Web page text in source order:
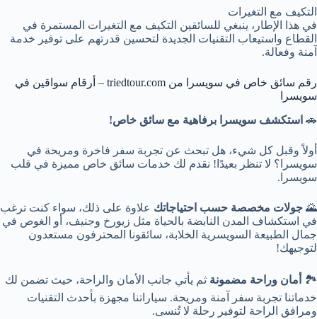
التكيف مع التغيرات
في هذا الإطار، ينبغي للسائقين التكيف مع التغيرات المستمرة في
القطاع واستيعاب التقنيات الجديدة لتحسين قدرتهم على توفير خدمة
آمنة وفعالة.
رقم سائق خاص في سويسرا من triedtour.com – أرقام سواقين في
سويسرا
🚗 استكشف سويسرا برفاهية مع سائق خاص!
أولاً وقبل كل شيء، هل تبحث عن تجربة سفر فاخرة ومريحة في
سويسرا؟ لا تنظر بعيدًا! نقدم لك خدمات سائق خاص مميزة في قلب
سويسرا.
🌄 جولات مخصصة حسب احتياجاتك علاوة على ذلك، سواء كنت ترغب
في استكشاف المدن النابضة بالحياة مثل زيورخ وجنيف، أو الغوص في
جمال الطبيعة السويسرية الخلابة، سائقونا المحترفون مستعدون
لتوجيهك!
🏞️ أمان وراحة مضمونة ثم يأتي جانب الأمان والراحة، حيث تضمن لك
خدماتنا تجربة سفر آمنة ومريحة. سياراتنا مجهزة بأحدث التقنيات
ومرافق الراحة لتوفير رحلة لا تُنسى.